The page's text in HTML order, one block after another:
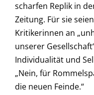
scharfen Replik in
Zeitung. Für sie
Kritikerinnen an
unserer
Individualität und
„Nein, für
die neuen Feinde.“